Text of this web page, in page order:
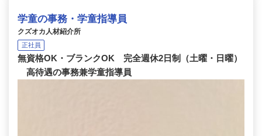
学童の事務・学童指導員
クズオカ人材紹介所
正社員
無資格OK・ブランクOK 完全週休2日制（土曜・日曜）
高待遇の事務兼学童指導員